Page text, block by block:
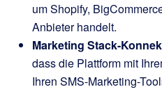
um Shopify,
Anbieter handelt.
Marketing Stack-
dass die Plattform mit
Ihren SMS-Marketing-